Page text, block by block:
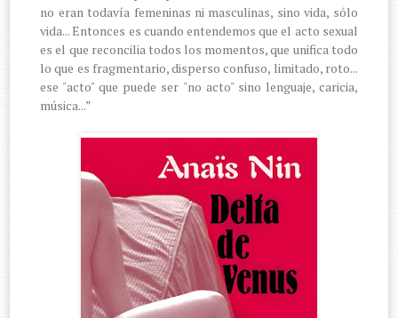
no eran todavía femeninas ni masculinas, sino vida, sólo
vida... Entonces es cuando entendemos que el acto sexual
es el que reconcilia todos los momentos, que unifica todo
lo que es fragmentario, disperso confuso, limitado, roto...
ese "acto" que puede ser "no acto" sino lenguaje, caricia,
música...”